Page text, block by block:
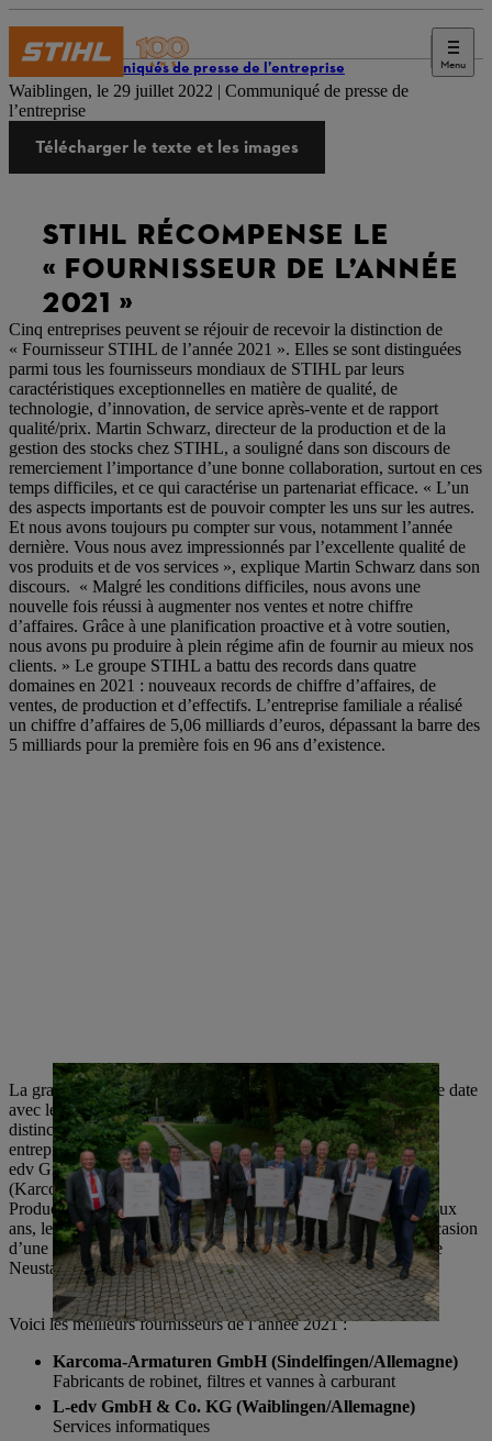
Menu
Communiqués de presse de l’entreprise
Waiblingen, le 29 juillet 2022 | Communiqué de presse de
l’entreprise
Télécharger le texte et les images
STIHL RÉCOMPENSE LE
« FOURNISSEUR DE L’ANNÉE
2021 »
Cinq entreprises peuvent se réjouir de recevoir la distinction de
« Fournisseur STIHL de l’année 2021 ». Elles se sont distinguées
parmi tous les fournisseurs mondiaux de STIHL par leurs
caractéristiques exceptionnelles en matière de qualité, de
technologie, d’innovation, de service après-vente et de rapport
qualité/prix. Martin Schwarz, directeur de la production et de la
gestion des stocks chez STIHL, a souligné dans son discours de
remerciement l’importance d’une bonne collaboration, surtout en ces
temps difficiles, et ce qui caractérise un partenariat efficace. « L’un
des aspects importants est de pouvoir compter les uns sur les autres.
Et nous avons toujours pu compter sur vous, notamment l’année
dernière. Vous nous avez impressionnés par l’excellente qualité de
vos produits et de vos services », explique Martin Schwarz dans son
discours. « Malgré les conditions difficiles, nous avons une
nouvelle fois réussi à augmenter nos ventes et notre chiffre
d’affaires. Grâce à une planification proactive et à votre soutien,
nous avons pu produire à plein régime afin de fournir au mieux nos
clients. » Le groupe STIHL a battu des records dans quatre
domaines en 2021 : nouveaux records de chiffre d’affaires, de
ventes, de production et d’effectifs. L’entreprise familiale a réalisé
un chiffre d’affaires de 5,06 milliards d’euros, dépassant la barre des
5 milliards pour la première fois en 96 ans d’existence.
La grande importance accordée aux bonnes relations de longue date
avec les fournisseurs de STIHL se reflète notamment dans la
distinction régulière de certains partenaires : l’une des cinq
entreprises distinguées, l’était pour la deuxième fois (L-
edv GmbH & Co. KG), deux autres pour la troisième fois
(Karcoma-Armaturen GmbH et Prüfrex Innovative Power
Products GmbH). Cette année, pour la première fois depuis deux
ans, les entreprises récompensées ont reçu la distinction à l’occasion
d’une cérémonie organisée au siège allemand dans l’usine 2 de
Neustadt.
Voici les meilleurs fournisseurs de l’année 2021 :
Karcoma-Armaturen GmbH (Sindelfingen/Allemagne)
Fabricants de robinet, filtres et vannes à carburant
L-edv GmbH & Co. KG (Waiblingen/Allemagne)
Services informatiques